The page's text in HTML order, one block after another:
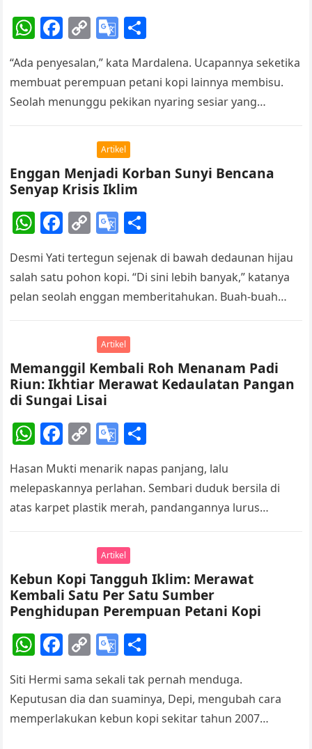
e
W
at
s
F
c
e
o
k
C
p
y
Li
n
k
G
o
gl
Tr
a
n
sl
at
e
ar
e
“Ada penyesalan,” kata Mardalena. Ucapannya seketika
membuat perempuan petani kopi lainnya membisu.
Seolah menunggu pekikan nyaring sesiar yang
Artikel
Enggan Menjadi Korban Sunyi Bencana
Senyap Krisis Iklim
W
at
s
F
c
e
k
C
p
y
Li
n
k
G
o
gl
Tr
a
n
at
e
ar
e
Desmi Yati tertegun sejenak di bawah dedaunan hijau
salah satu pohon kopi. “Di sini lebih banyak,” katanya
pelan seolah enggan memberitahukan. Buah-buah
Artikel
Memanggil Kembali Roh Menanam Padi
Riun: Ikhtiar Merawat Kedaulatan Pangan
di Sungai Lisai
W
at
s
F
c
e
b
o
k
C
p
y
n
k
G
o
gl
Tr
a
n
sl
at
e
ar
e
Hasan Mukti menarik napas panjang, lalu
melepaskannya perlahan. Sembari duduk bersila di
atas karpet plastik merah, pandangannya lurus
Artikel
Kebun Kopi Tangguh Iklim: Merawat
Kembali Satu Per Satu Sumber
Penghidupan Perempuan Petani Kopi
W
at
s
A
F
c
e
C
p
y
G
o
gl
ar
e
Siti Hermi sama sekali tak pernah menduga.
Keputusan dia dan suaminya, Depi, mengubah cara
memperlakukan kebun kopi sekitar tahun 2007